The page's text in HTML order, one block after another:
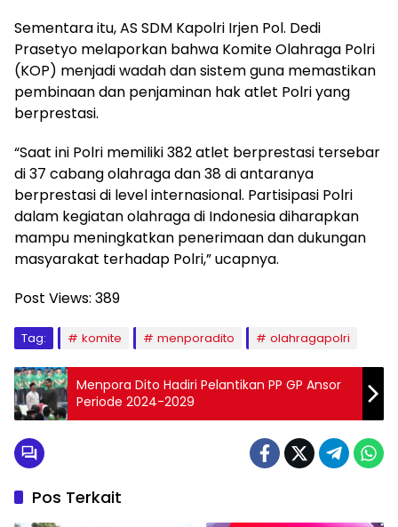
Sementara itu, AS SDM Kapolri Irjen Pol. Dedi
Prasetyo melaporkan bahwa Komite Olahraga Polri
(KOP) menjadi wadah dan sistem guna memastikan
pembinaan dan penjaminan hak atlet Polri yang
berprestasi.
“Saat ini Polri memiliki 382 atlet berprestasi tersebar
di 37 cabang olahraga dan 38 di antaranya
berprestasi di level internasional. Partisipasi Polri
dalam kegiatan olahraga di Indonesia diharapkan
mampu meningkatkan penerimaan dan dukungan
masyarakat terhadap Polri,” ucapnya.
Post Views: 389
Tag: komite menporadito olahragapolri
Menpora Dito Hadiri Pelantikan PP GP Ansor
Periode 2024-2029
Pos Terkait